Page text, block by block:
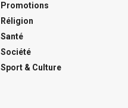
Promotions
Réligion
Santé
Société
Sport & Culture